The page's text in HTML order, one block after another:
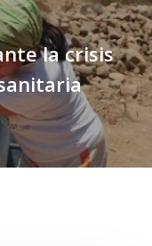
la crisis